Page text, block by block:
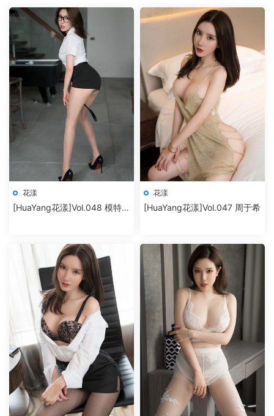
花漾
[HuaYang花漾]Vol.048 模特合
花漾
[HuaYang花漾]Vol.047 周于希